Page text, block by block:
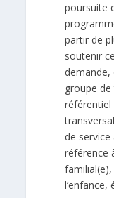
poursuite
partir de
soutenir
demande,
groupe
de
référence
l’enfance,